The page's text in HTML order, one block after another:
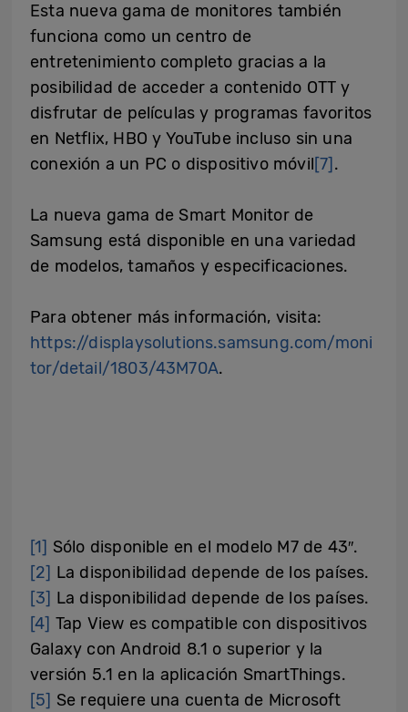
Esta nueva gama de monitores también
funciona como un centro de
entretenimiento completo gracias a la
posibilidad de acceder a contenido OTT y
disfrutar de películas y programas favoritos
en Netflix, HBO y YouTube incluso sin una
conexión a un PC o dispositivo móvil[7] .
La nueva gama de Smart Monitor de
Samsung está disponible en una variedad
de modelos, tamaños y especificaciones.
Para obtener más información, visita:
https://displaysolutions.samsung.com/moni
tor/detail/1803/43M70A.
[1] Sólo disponible en el modelo M7 de 43″.
[2] La disponibilidad depende de los países.
[3] La disponibilidad depende de los países.
[4] Tap View es compatible con dispositivos
Galaxy con Android 8.1 o superior y la
versión 5.1 en la aplicación SmartThings.
[5] Se requiere una cuenta de Microsoft